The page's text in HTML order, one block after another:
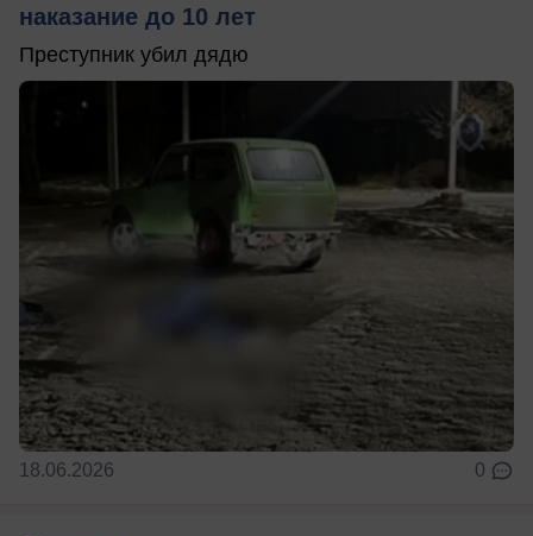
наказание до 10 лет
Преступник убил дядю
18.06.2026 0